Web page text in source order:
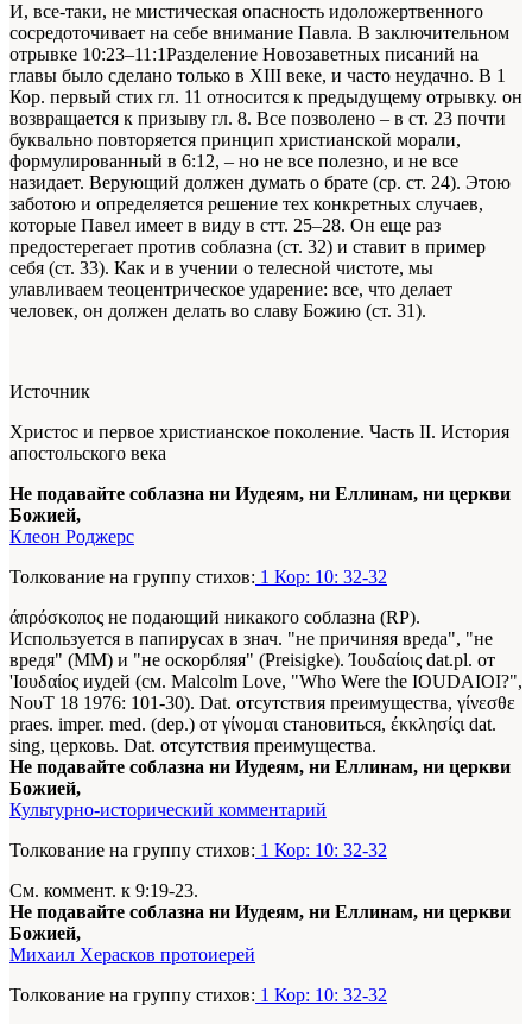
И, все-таки, не мистическая опасность идоложертвенного
сосредоточивает на себе внимание Павла. В заключительном
отрывке 10:23–11:1Разделение Новозаветных писаний на
главы было сделано только в XIII веке, и часто неудачно. В 1
Кор. первый стих гл. 11 относится к предыдущему отрывку. он
возвращается к призыву гл. 8. Все позволено – в ст. 23 почти
буквально повторяется принцип христианской морали,
формулированный в 6:12, – но не все полезно, и не все
назидает. Верующий должен думать о брате (ср. ст. 24). Этою
заботою и определяется решение тех конкретных случаев,
которые Павел имеет в виду в стт. 25–28. Он еще раз
предостерегает против соблазна (ст. 32) и ставит в пример
себя (ст. 33). Как и в учении о телесной чистоте, мы
улавливаем теоцентрическое ударение: все, что делает
человек, он должен делать во славу Божию (ст. 31).
Источник
Христос и первое христианское поколение. Часть II. История
апостольского века
Не подавайте соблазна ни Иудеям, ни Еллинам, ни церкви
Божией,
Клеон Роджерс
Толкование на группу стихов: 1 Кор: 10: 32-32
άπρόσκοπος не подающий никакого соблазна (RP).
Используется в папирусах в знач. "не причиняя вреда", "не
вредя" (ММ) и "не оскорбляя" (Preisigke). Ίουδαίοις dat.pl. от
'Ιουδαίος иудей (см. Malcolm Love, "Who Were the IOUDAIOI?",
ΝουΤ 18 1976: 101-30). Dat. отсутствия преимущества, γίνεσθε
praes. imper. med. (dep.) от γίνομαι становиться, έκκλησίςι dat.
sing, церковь. Dat. отсутствия преимущества.
Не подавайте соблазна ни Иудеям, ни Еллинам, ни церкви
Божией,
Культурно-исторический комментарий
Толкование на группу стихов: 1 Кор: 10: 32-32
См. коммент. к 9:19-23.
Не подавайте соблазна ни Иудеям, ни Еллинам, ни церкви
Божией,
Михаил Херасков протоиерей
Толкование на группу стихов: 1 Кор: 10: 32-32